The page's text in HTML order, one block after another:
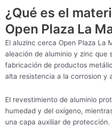
¿Qué es el
Open Plaza La
El aluzinc cerca Open Plaza La
aleación de aluminio y zinc que
fabricación de productos
alta resistencia a la corrosion y
El revestimiento de aluminio
humedad y del oxígeno,
una capa auxiliar de